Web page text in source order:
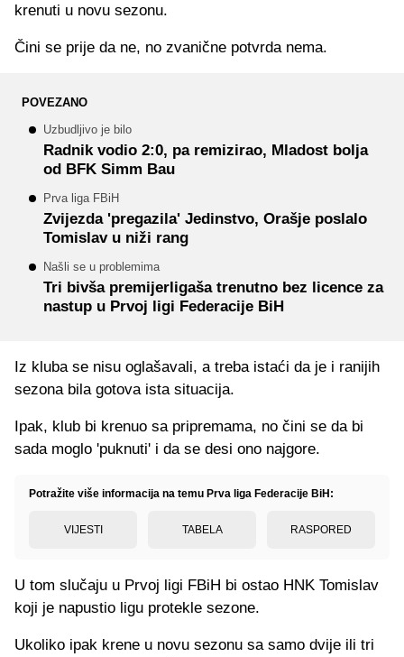
krenuti u novu sezonu.
Čini se prije da ne, no zvanične potvrda nema.
POVEZANO
Uzbudljivo je bilo
Radnik vodio 2:0, pa remizirao, Mladost bolja
od BFK Simm Bau
Prva liga FBiH
Zvijezda 'pregazila' Jedinstvo, Orašje poslalo
Tomislav u niži rang
Našli se u problemima
Tri bivša premijerligaša trenutno bez licence za
nastup u Prvoj ligi Federacije BiH
Iz kluba se nisu oglašavali, a treba istaći da je i ranijih
sezona bila gotova ista situacija.
Ipak, klub bi krenuo sa pripremama, no čini se da bi
sada moglo 'puknuti' i da se desi ono najgore.
Potražite više informacija na temu Prva liga Federacije BiH:
VIJESTI TABELA RASPORED
U tom slučaju u Prvoj ligi FBiH bi ostao HNK Tomislav
koji je napustio ligu protekle sezone.
Ukoliko ipak krene u novu sezonu sa samo dvije ili tri